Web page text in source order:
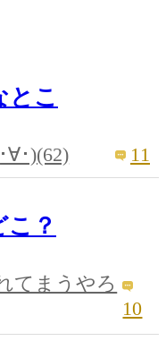
とこ
∀･)(62) 11
？
てまうやろ
10